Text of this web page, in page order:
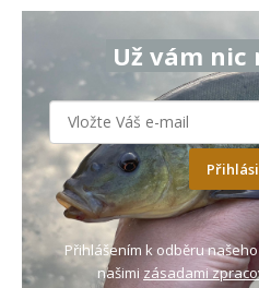
Už vám nic
Přihlášením k odběru
našimi zásadami